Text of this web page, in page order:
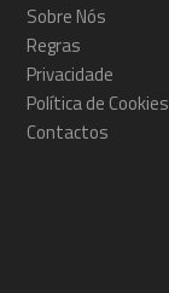
Sobre Nós
Regras
Privacidade
Política de Cookies
Contactos